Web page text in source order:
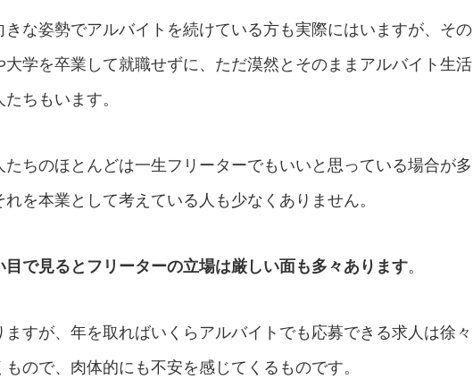
きな姿勢でアルバイトを続けている方も実際にはいますが、その
大学を卒業して就職せずに、ただ漠然とそのままアルバイト生活
ちもいます。
たちのほとんどは一生フリーターでもいいと思っている場合が多
れを本業として考えている人も少なくありません。
目で見るとフリーターの立場は厳しい面も多々あります。
ますが、年を取ればいくらアルバイトでも応募できる求人は徐々
ので、肉体的にも不安を感じてくるものです。